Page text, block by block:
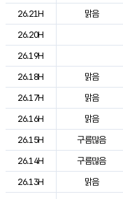
26.21H
맑음
26.20H
26.19H
26.18H
맑음
26.17H
맑음
26.16H
맑음
26.15H
구름많음
26.14H
구름많음
26.13H
맑음